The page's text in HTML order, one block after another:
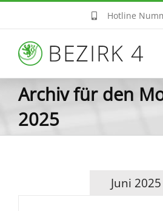
Inhalt
springen
Hotline
Archiv für den
2025
Juni 2025